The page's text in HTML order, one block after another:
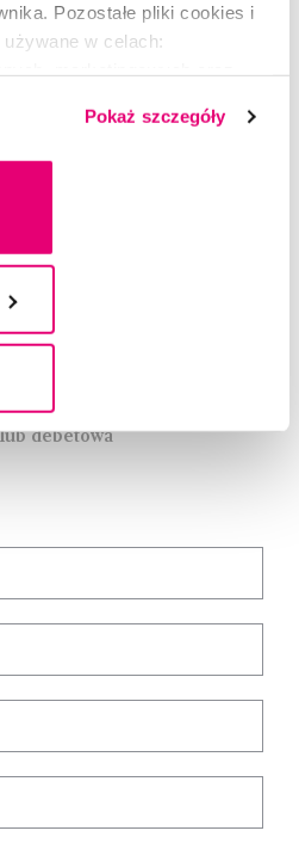
Pozostałe pliki cookies i
w celach:
cookies i technologie
przechowywanie informacji
lub dostęp do niego i
na wszystkie lub niektóre
w zakładce "Ustawienia
zgody nie wpływa na
przed jej wycofaniem
Pokaż szczegóły
debetowa